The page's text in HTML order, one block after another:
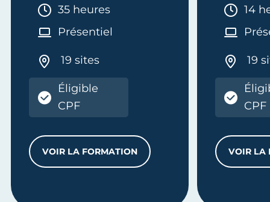
DE VOTRE ACTIVITÉ
Durée :
35 heures
Présentiel
19 sites
Éligible
CPF
VOIR LA FORMATIONCRÉER SON PROJET D'ENTREPRISE -
14
19
CPF
VOIR LA